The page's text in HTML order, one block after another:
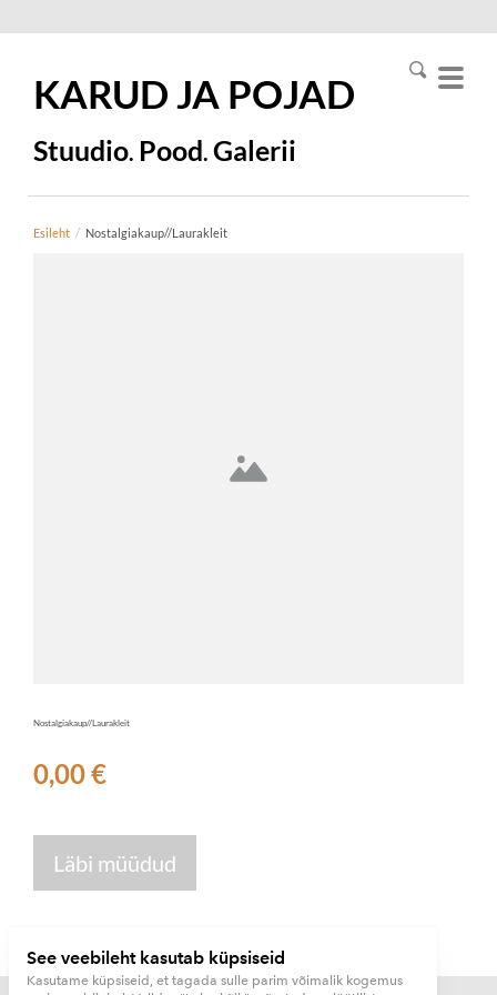
KARUD JA POJAD
Stuudio. Pood. Galerii
Esileht / Nostalgiakaup//Laurakleit
Nostalgiakaup//Laurakleit
0,00 €
Läbi müüdud
See veebileht kasutab küpsiseid
Kasutame küpsiseid, et tagada sulle parim võimalik kogemus